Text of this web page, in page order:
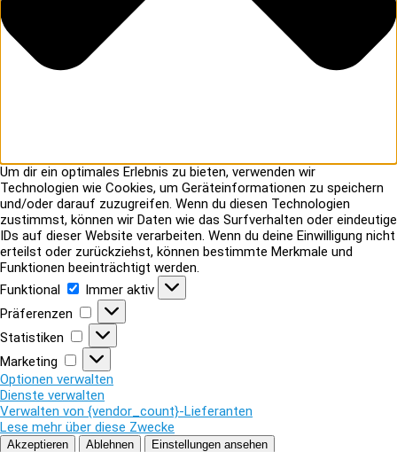
Um dir ein optimales Erlebnis zu bieten, verwenden wir
Technologien wie Cookies, um Geräteinformationen zu speichern
und/oder darauf zuzugreifen. Wenn du diesen Technologien
zustimmst, können wir Daten wie das Surfverhalten oder eindeutige
IDs auf dieser Website verarbeiten. Wenn du deine Einwilligung nicht
erteilst oder zurückziehst, können bestimmte Merkmale und
Funktionen beeinträchtigt werden.
Funktional
Funktional
Immer aktiv
Präferenzen
Präferenzen
Statistiken
Statistiken
Marketing
Marketing
Optionen verwalten
Dienste verwalten
Verwalten von {vendor_count}-Lieferanten
Lese mehr über diese Zwecke
Akzeptieren Ablehnen
Einstellungen ansehen